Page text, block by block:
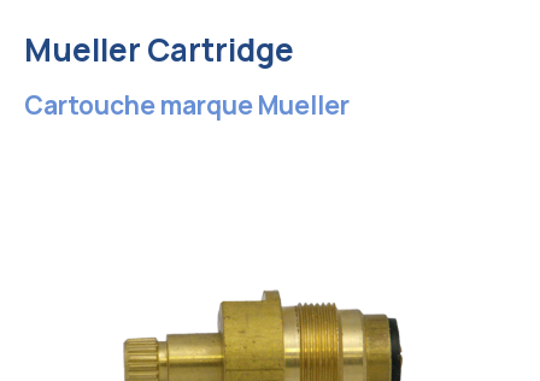
Mueller Cartridge
Cartouche marque Mueller